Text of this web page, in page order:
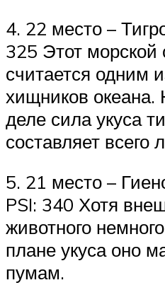
4. 22 место –
325 Этот морской
считается одним
хищников
деле сила укуса
составляет всего
5. 21 место –
PSI: 340 Хотя
животного
плане укуса оно
пумам.